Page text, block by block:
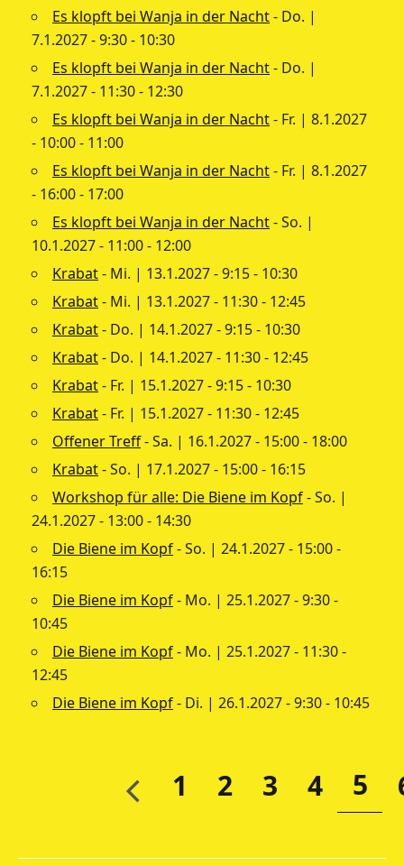
Es klopft bei Wanja in der Nacht- Do. |
7.1.2027 - 9:30 - 10:30
Es klopft bei Wanja in der Nacht- Do. |
7.1.2027 - 11:30 - 12:30
Es klopft bei Wanja in der Nacht- Fr. | 8.1.2027
- 10:00 - 11:00
Es klopft bei Wanja in der Nacht- Fr. | 8.1.2027
- 16:00 - 17:00
Es klopft bei Wanja in der Nacht- So. |
10.1.2027 - 11:00 - 12:00
Krabat- Mi. | 13.1.2027 - 9:15 - 10:30
Krabat- Mi. | 13.1.2027 - 11:30 - 12:45
Krabat- Do. | 14.1.2027 - 9:15 - 10:30
Krabat- Do. | 14.1.2027 - 11:30 - 12:45
Krabat- Fr. | 15.1.2027 - 9:15 - 10:30
Krabat- Fr. | 15.1.2027 - 11:30 - 12:45
Offener Treff- Sa. | 16.1.2027 - 15:00 - 18:00
Krabat- So. | 17.1.2027 - 15:00 - 16:15
Workshop für alle: Die Biene im Kopf- So. |
24.1.2027 - 13:00 - 14:30
Die Biene im Kopf- So. | 24.1.2027 - 15:00 -
16:15
Die Biene im Kopf- Mo. | 25.1.2027 - 9:30 -
10:45
Die Biene im Kopf- Mo. | 25.1.2027 - 11:30 -
12:45
Die Biene im Kopf- Di. | 26.1.2027 - 9:30 - 10:45
1 2 3 4 5